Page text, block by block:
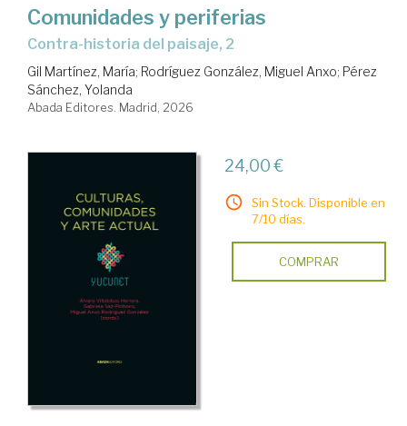
Comunidades y periferias
Contra-historia del paisaje, 2
Gil Martínez, María; Rodríguez González, Miguel Anxo; Pérez
Sánchez, Yolanda
Abada Editores. Madrid, 2026
24,00 €
Sin Stock. Disponible en
7/10 días.
COMPRAR